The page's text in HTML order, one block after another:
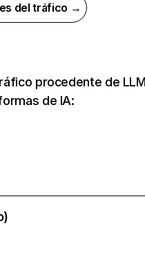
del tráfico →
procedente de
de IA: